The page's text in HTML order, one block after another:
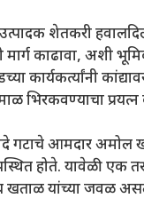
उत्पादक शेतकरी
मार्ग काढावा, अशी
कार्यकर्त्यांनी
भिरकवण्याचा
गटाचे आमदार अमोल
होते. यावेळी एक
खताळ यांच्या जवळ